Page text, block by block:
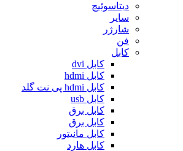
دیتاسوئیچ
سایر
شارژر
فن
کابل
کابل dvi
کابل hdmi
کابل hdmi پی نت گلد
کابل usb
کابل برق
کابل برق
کابل مانیتور
کابل هارد